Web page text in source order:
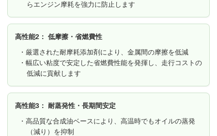
らエンジン摩耗を強力に防止します
高性能2： 低摩擦・省燃費性
・厳選された耐摩耗添加剤により、金属間の摩擦を低減
・幅広い粘度で安定した省燃費性能を発揮し、走行コストの
低減に貢献します
高性能3： 耐蒸発性・長期間安定
・高品質な合成油ベースにより、高温時でもオイルの蒸発
（減り）を抑制